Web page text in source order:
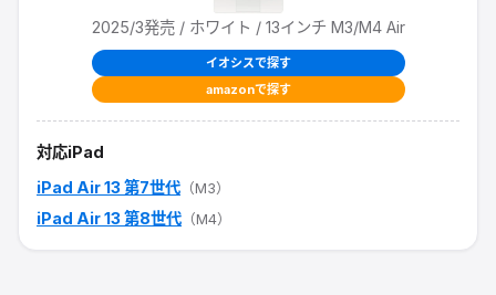
2025/3発売/ ホワイト / 13インチ M3/M4 Air
イオシスで探す
amazonで探す
対応iPad
iPad Air 13 第7世代 （M3）
iPad Air 13 第8世代 （M4）